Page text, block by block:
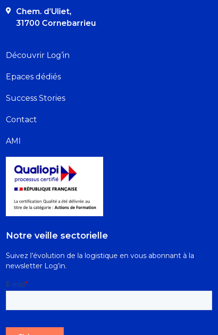
Chem. d’Uliet,
31700 Cornebarrieu
Découvrir Log’in
Epaces dédiés
Success Stories
Contact
AMI
Notre veille sectorielle
Suivez l’évolution de la logistique en vous abonnant à la
newsletter Log’in.